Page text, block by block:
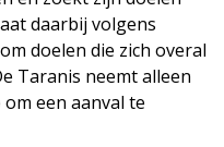
daarbij volgens
doelen die zich overal
Taranis neemt alleen
een aanval te